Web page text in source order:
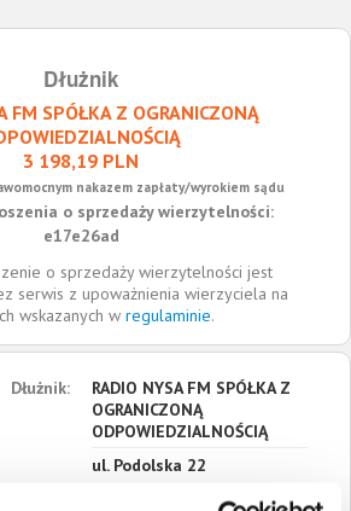
Dłużnik
FM SPÓŁKA Z OGRANICZONĄ
3 198,19 PLN
nakazem zapłaty/wyrokiem sądu
o sprzedaży wierzytelności:
e17e26ad
o sprzedaży wierzytelności jest
serwis z upoważnienia wierzyciela na
wskazanych w regulaminie.
Dłużnik:
RADIO NYSA FM SPÓŁKA Z
OGRANICZONĄ
ODPOWIEDZIALNOŚCIĄ
ul. Podolska 22